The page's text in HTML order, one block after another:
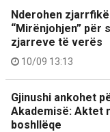
Nderohen
“Mirënjohjen”
zjarreve të verës
10/09 13:13
Gjinushi ankohet
Akademisë: Aktet
boshllëqe